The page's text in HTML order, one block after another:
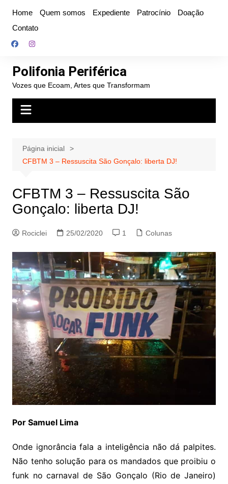
conteúdo
Home Quem somos Expediente Patrocínio
Doação
Contato
Polifonia Periférica
Vozes que Ecoam, Artes que Transformam
Página inicial
CFBTM 3 – Ressuscita São Gonçalo: liberta DJ!
CFBTM 3 – Ressuscita São
Gonçalo: liberta DJ!
Rociclei 25/02/2020 1 Colunas
Por Samuel Lima
Onde ignorância fala a inteligência não dá palpites.
Não tenho solução para os mandados que proibiu o
funk no carnaval de São Gonçalo (Rio de Janeiro)